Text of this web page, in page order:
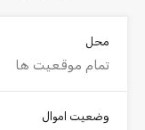
محل
تمام موقعیت ها
وضعیت اموال